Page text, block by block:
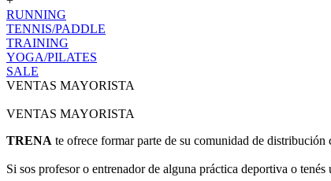
RUNNING
TENNIS/PADDLE
TRAINING
YOGA/PILATES
SALE
VENTAS MAYORISTA
VENTAS MAYORISTA
TRENA te ofrece formar parte de su comunidad de distribución
Si sos profesor o entrenador de alguna práctica deportiva o